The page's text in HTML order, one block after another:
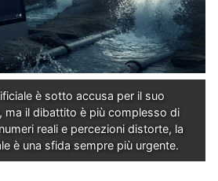
è sotto accusa per il suo
ma il dibattito è più complesso di
reali e percezioni distorte, la
è una sfida sempre più urgente.